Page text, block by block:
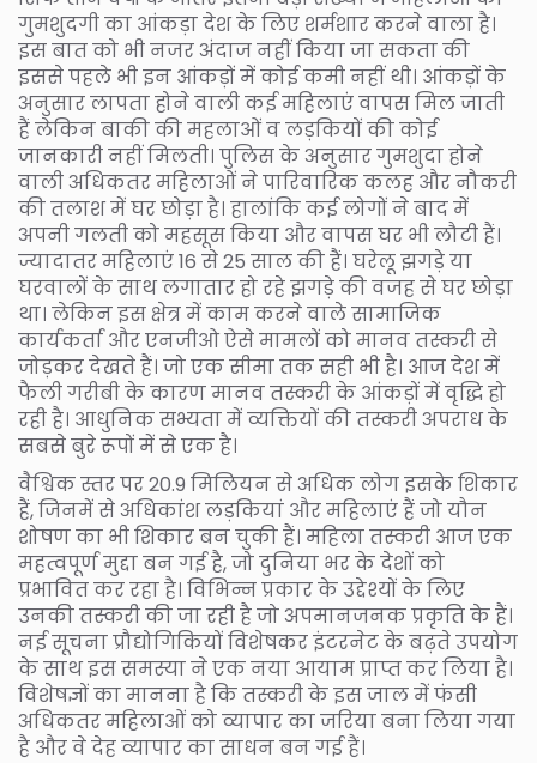
गुमशुदगी का आंकड़ा देश के लिए शर्मशार करने वाला है।
इस बात को भी नजर अंदाज नहीं किया जा सकता की
इससे पहले भी इन आंकड़ों में कोई कमी नहीं थी। आंकड़ों के
अनुसार लापता होने वाली कई महिलाएं वापस मिल जाती
हैं लेकिन बाकी की महलाओं व लड़कियों की कोई
जानकारी नहीं मिलती। पुलिस के अनुसार गुमशुदा होने
वाली अधिकतर महिलाओं ने पारिवारिक कलह और नौकरी
की तलाश में घर छोड़ा है। हालांकि कई लोगों ने बाद में
अपनी गलती को महसूस किया और वापस घर भी लौटी हैं।
ज्यादातर महिलाएं 16 से 25 साल की हैं। घरेलू झगड़े या
घरवालों के साथ लगातार हो रहे झगड़े की वजह से घर छोड़ा
था। लेकिन इस क्षेत्र में काम करने वाले सामाजिक
कार्यकर्ता और एनजीओ ऐसे मामलों को मानव तस्करी से
जोड़कर देखते हैं। जो एक सीमा तक सही भी है। आज देश में
फैली गरीबी के कारण मानव तस्करी के आंकड़ों में वृद्धि हो
रही है। आधुनिक सभ्यता में व्यक्तियों की तस्करी अपराध के
सबसे बुरे रूपों में से एक है।
वैश्विक स्तर पर 20.9 मिलियन से अधिक लोग इसके शिकार
हैं, जिनमें से अधिकांश लड़कियां और महिलाएं हैं जो यौन
शोषण का भी शिकार बन चुकी हैं। महिला तस्करी आज एक
महत्वपूर्ण मुद्दा बन गई है, जो दुनिया भर के देशों को
प्रभावित कर रहा है। विभिन्न प्रकार के उद्देश्यों के लिए
उनकी तस्करी की जा रही है जो अपमानजनक प्रकृति के हैं।
नई सूचना प्रौद्योगिकियों विशेषकर इंटरनेट के बढ़ते उपयोग
के साथ इस समस्या ने एक नया आयाम प्राप्त कर लिया है।
विशेषज्ञों का मानना है कि तस्करी के इस जाल में फंसी
अधिकतर महिलाओं को व्यापार का जरिया बना लिया गया
है और वे देह व्यापार का साधन बन गई हैं।